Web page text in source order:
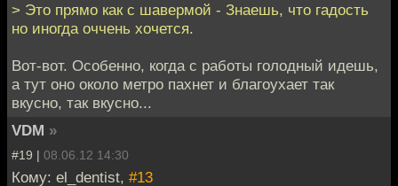
> Это прямо как с шавермой - Знаешь, что гадость
но иногда оччень хочется.
Вот-вот. Особенно, когда с работы голодный идешь,
а тут оно около метро пахнет и благоухает так
вкусно, так вкусно...
VDM »
#19 | 08.06.12 14:30
Кому: el_dentist, #13